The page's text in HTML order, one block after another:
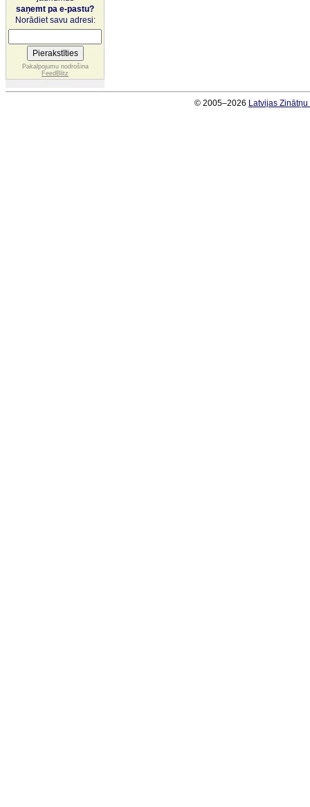
saņemt pa e-pastu?
Norādiet savu adresi:
Pakalpojumu nodrošina
FeedBlitz
© 2005–2026 Latvijas